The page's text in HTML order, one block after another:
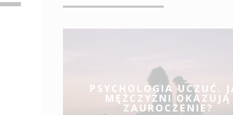
PSYCHOLOGIA UCZUĆ.
MĘŻCZYŹNI OKAZUJĄ
ZAUROCZENIE?